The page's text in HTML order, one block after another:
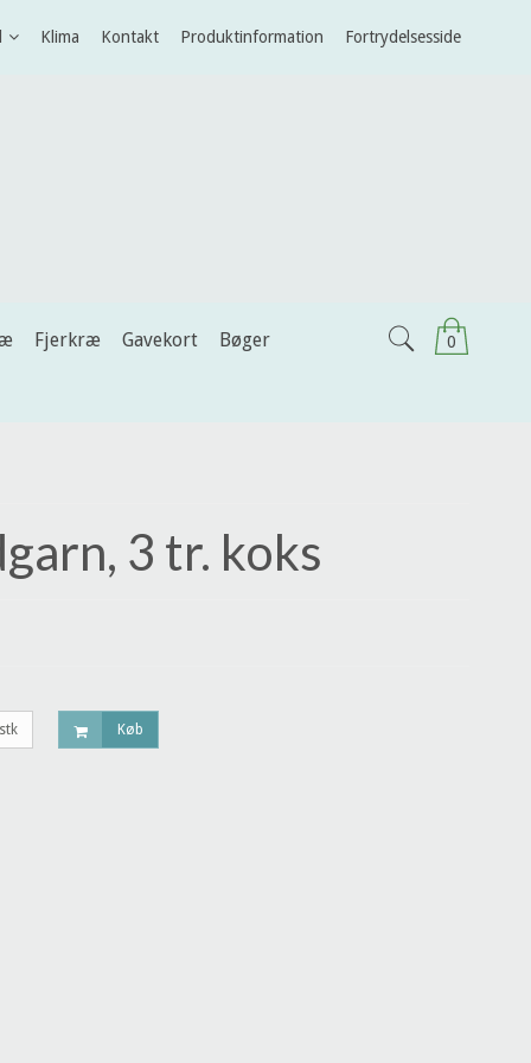
Klima Kontakt Produktinformation Fortrydelsesside
0
Fjerkræ Gavekort
Bøger
3 tr. koks
stk Køb